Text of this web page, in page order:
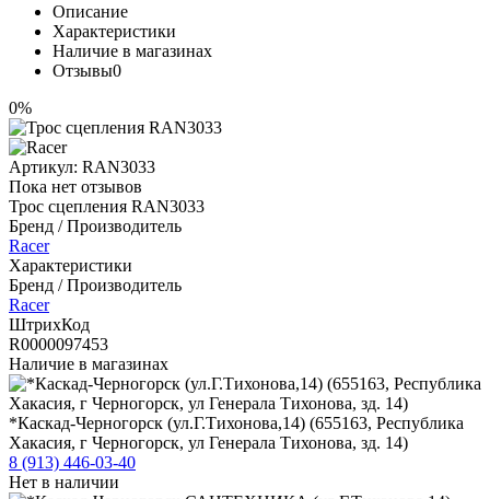
Описание
Характеристики
Наличие в магазинах
Отзывы0
0%
Артикул: RAN3033
Пока нет отзывов
Трос сцепления RAN3033
Бренд / Производитель
Racer
Характеристики
Бренд / Производитель
Racer
ШтрихКод
R0000097453
Наличие в магазинах
*Каскад-Черногорск (ул.Г.Тихонова,14) (655163, Республика
Хакасия, г Черногорск, ул Генерала Тихонова, зд. 14)
8 (913) 446-03-40
Нет в наличии